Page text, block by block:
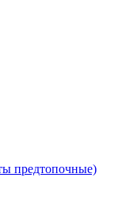
предтопочные)